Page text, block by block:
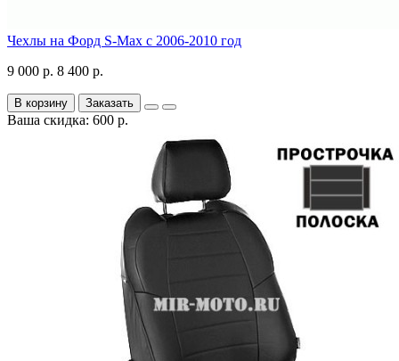
Чехлы на Форд S-Max с 2006-2010 год
9 000 р. 8 400 р.
В корзину Заказать
Ваша скидка: 600 р.